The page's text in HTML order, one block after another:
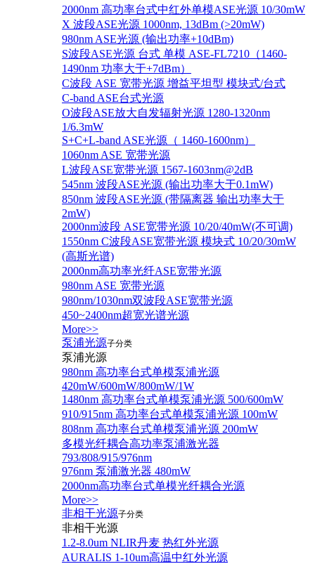
2000nm 高功率台式中红外单模ASE光源 10/30mW
X 波段ASE光源 1000nm, 13dBm (>20mW)
980nm ASE光源 (输出功率+10dBm)
S波段ASE光源 台式 单模 ASE-FL7210（1460-
1490nm 功率大于+7dBm）
C波段 ASE 宽带光源 增益平坦型 模块式/台式
C-band ASE台式光源
O波段ASE放大自发辐射光源 1280-1320nm
1/6.3mW
S+C+L-band ASE光源（ 1460-1600nm）
1060nm ASE 宽带光源
L波段ASE宽带光源 1567-1603nm@2dB
545nm 波段ASE光源 (输出功率大于0.1mW)
850nm 波段ASE光源 (带隔离器 输出功率大于
2mW)
2000nm波段 ASE宽带光源 10/20/40mW(不可调)
1550nm C波段ASE宽带光源 模块式 10/20/30mW
(高斯光谱)
2000nm高功率光纤ASE宽带光源
980nm ASE 宽带光源
980nm/1030nm双波段ASE宽带光源
450~2400nm超宽光谱光源
More>>
泵浦光源子分类
泵浦光源
980nm 高功率台式单模泵浦光源
420mW/600mW/800mW/1W
1480nm 高功率台式单模泵浦光源 500/600mW
910/915nm 高功率台式单模泵浦光源 100mW
808nm 高功率台式单模泵浦光源 200mW
多模光纤耦合高功率泵浦激光器
793/808/915/976nm
976nm 泵浦激光器 480mW
2000nm高功率台式单模光纤耦合光源
More>>
非相干光源子分类
非相干光源
1.2-8.0um NLIR丹麦 热红外光源
AURALIS 1-10um高温中红外光源